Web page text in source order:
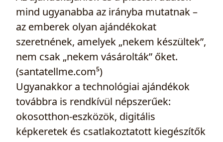
mind ugyanabba az irányba mutatnak –
az emberek olyan ajándékokat
szeretnének, amelyek „nekem készültek”,
nem csak „nekem vásárolták” őket.
(santatellme.com⁵)
Ugyanakkor a technológiai ajándékok
továbbra is rendkívül népszerűek:
okosotthon-eszközök, digitális
képkeretek és csatlakoztatott kiegészítők